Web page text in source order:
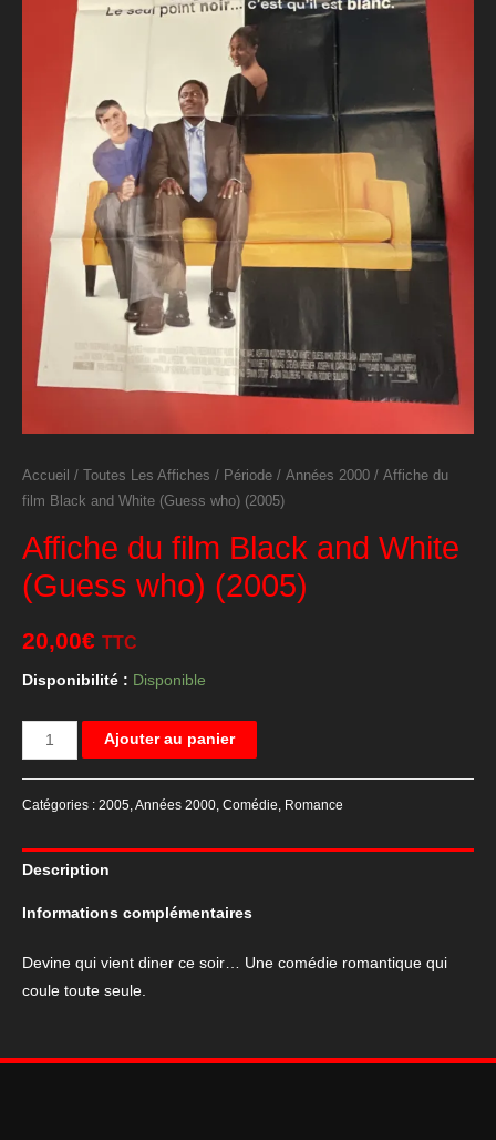
Accueil / Toutes Les Affiches / Période / Années 2000 / Affiche du
film Black and White (Guess who) (2005)
Affiche du film Black and White
(Guess who) (2005)
20,00€ TTC
Disponibilité : Disponible
quantité
de
film
Black
(Guess
who)
Ajouter au panier
Catégories : 2005,Années 2000, Comédie, Romance
Description
Informations complémentaires
Devine qui vient diner ce soir… Une comédie romantique qui
coule toute seule.